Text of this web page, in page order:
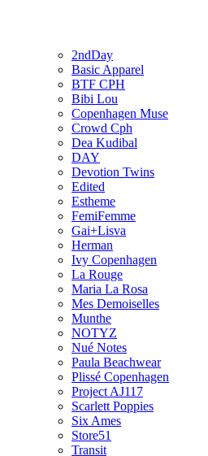
2ndDay
Basic Apparel
BTF CPH
Bibi Lou
Copenhagen Muse
Crowd Cph
Dea Kudibal
DAY
Devotion Twins
Edited
Estheme
FemiFemme
Gai+Lisva
Herman
Ivy Copenhagen
La Rouge
Maria La Rosa
Mes Demoiselles
Munthe
NOTYZ
Nué Notes
Paula Beachwear
Plissé Copenhagen
Project AJ117
Scarlett Poppies
Six Ames
Store51
Transit